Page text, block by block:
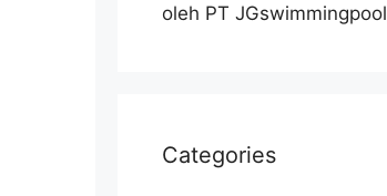
oleh PT JGswimmingpool
Categories